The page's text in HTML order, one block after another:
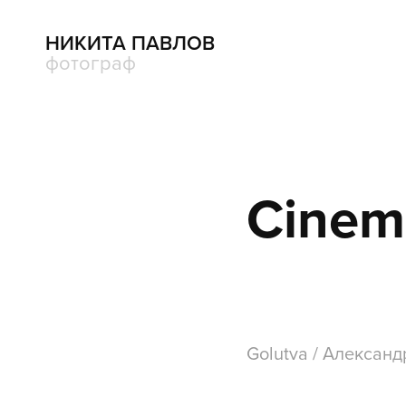
НИКИТА ПАВЛОВ
фотограф
Golutva /